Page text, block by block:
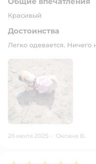
Красивый
Достоинства
Легко одевается.
26 июля 2025 · Оксана В.